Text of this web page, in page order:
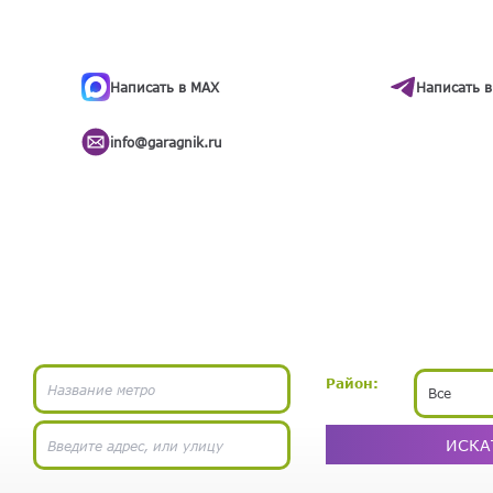
Написать в MAX Написать
info@garagnik.ru
Район:
Все